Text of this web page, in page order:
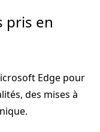
pris en
Edge pour
des mises à